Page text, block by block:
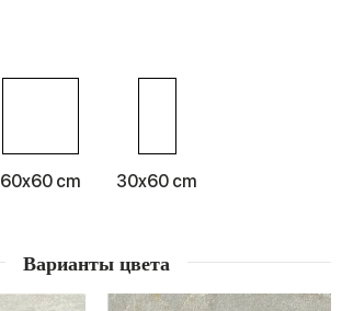
60x60 cm 30x60 cm
Варианты цвета